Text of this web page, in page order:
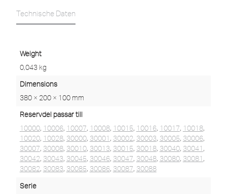
Technische Daten
Weight
0,043 kg
Dimensions
380 × 200 × 100 mm
Reservdel passar till
10000, 10006, 10007, 10008, 10015, 10016, 10017, 10018,
10020, 10028, 30000, 30001 , 30002, 30003, 30005, 30006,
30007, 30008, 30010, 30013, 30015, 30018, 30040, 30041 ,
30042, 30043, 30045, 30046, 30047, 30048, 30080, 30081 ,
30082, 30083, 30085, 30086, 30087, 30088
Serie